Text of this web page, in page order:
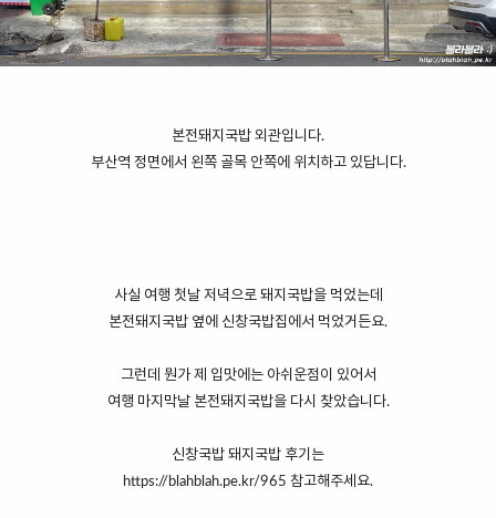
본전돼지국밥 외관입니다.
부산역 정면에서 왼쪽 골목 안쪽에 위치하고 있답니다.
사실 여행 첫날 저녁으로 돼지국밥을 먹었는데
본전돼지국밥 옆에 신창국밥집에서 먹었거든요.
그런데 뭔가 제 입맛에는 아쉬운점이 있어서
여행 마지막날 본전돼지국밥을 다시 찾았습니다.
신창국밥 돼지국밥 후기는
https://blahblah.pe.kr/965 참고해주세요.